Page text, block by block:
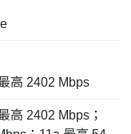
高 2402 Mbps
高 2402 Mbps；